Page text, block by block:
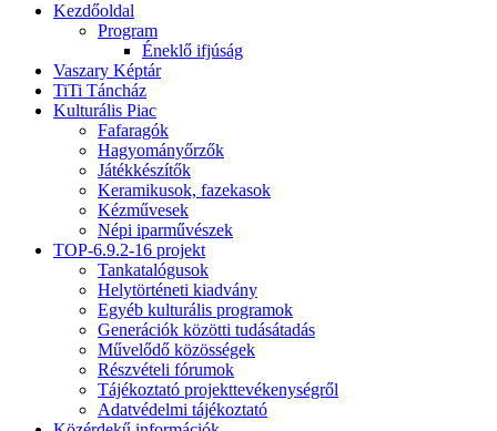
Kezdőoldal
Program
Éneklő ifjúság
Vaszary Képtár
TiTi Táncház
Kulturális Piac
Fafaragók
Hagyományőrzők
Játékkészítők
Keramikusok, fazekasok
Kézművesek
Népi iparművészek
TOP-6.9.2-16 projekt
Tankatalógusok
Helytörténeti kiadvány
Egyéb kulturális programok
Generációk közötti tudásátadás
Művelődő közösségek
Részvételi fórumok
Tájékoztató projekttevékenységről
Adatvédelmi tájékoztató